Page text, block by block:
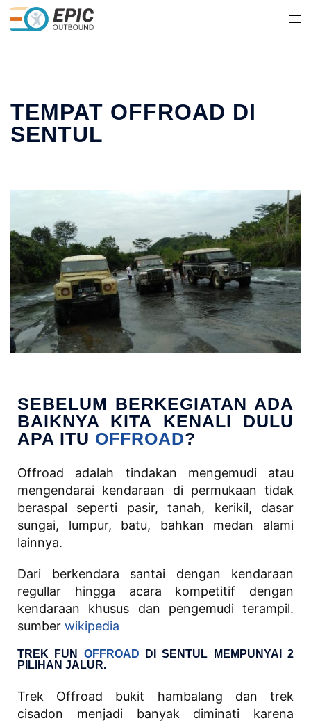
TEMPAT OFFROAD DI
SENTUL
SEBELUM BERKEGIATAN ADA
BAIKNYA KITA KENALI DULU
APA ITU OFFROAD?
Offroad adalah tindakan mengemudi atau
mengendarai kendaraan di permukaan tidak
beraspal seperti pasir, tanah, kerikil, dasar
sungai, lumpur, batu, bahkan medan alami
lainnya.
Dari berkendara santai dengan kendaraan
regullar hingga acara kompetitif dengan
kendaraan khusus dan pengemudi terampil.
sumber wikipedia
TREK FUN OFFROAD DI SENTUL MEMPUNYAI 2
PILIHAN JALUR.
Trek Offroad bukit hambalang dan trek
cisadon menjadi banyak diminati karena